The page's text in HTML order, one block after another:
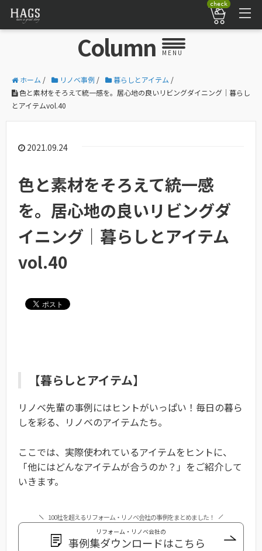
check
Column MENU
ホーム / リノベ事例 / 暮らしとアイテム /
色と素材をそろえて統一感を。居心地の良いリビングダイニング｜暮らし
とアイテムvol.40
2021.09.24
色と素材をそろえて統一感
を。居心地の良いリビングダ
イニング｜暮らしとアイテム
vol.40
【暮らしとアイテム】
リノベ先輩の事例にはヒントがいっぱい！毎日の暮ら
しを彩る、リノベのアイテムたち。
ここでは、実際使われているアイテムをヒントに、
「他にはどんなアイテムが合うのか？」をご紹介して
いきます。
100社を超えるリフォーム・リノベ会社の事例をまとめました！
リフォーム・リノベ会社の
事例集ダウンロードはこちら